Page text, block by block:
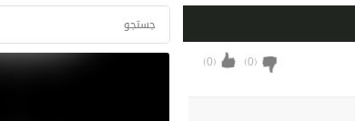
(
0
) (
0
)